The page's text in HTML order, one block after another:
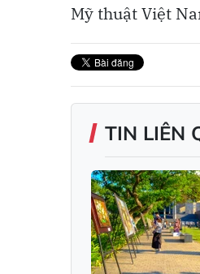
Mỹ thuật Việt
TIN LIÊN